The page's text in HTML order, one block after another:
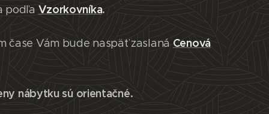
podľa Vzorkovníka.
čase Vám bude naspäť zaslanáCenová
nábytku sú orientačné.